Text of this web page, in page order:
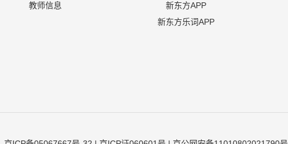
教师信息
新东方APP
新东方乐词APP